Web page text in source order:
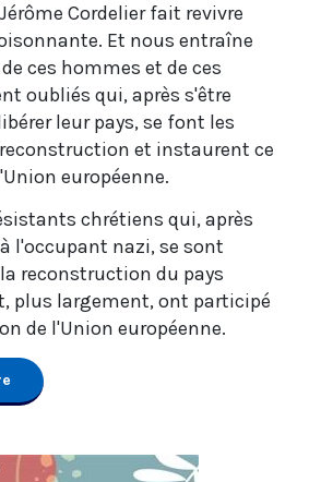
Cordelier fait revivre
Et nous entraîne
ces hommes et de ces
oubliés qui, après s'être
leur pays, se font les
et instaurent ce
européenne.
chrétiens qui, après
l'occupant nazi, se sont
reconstruction du pays
plus largement, ont participé
de l'Union européenne.